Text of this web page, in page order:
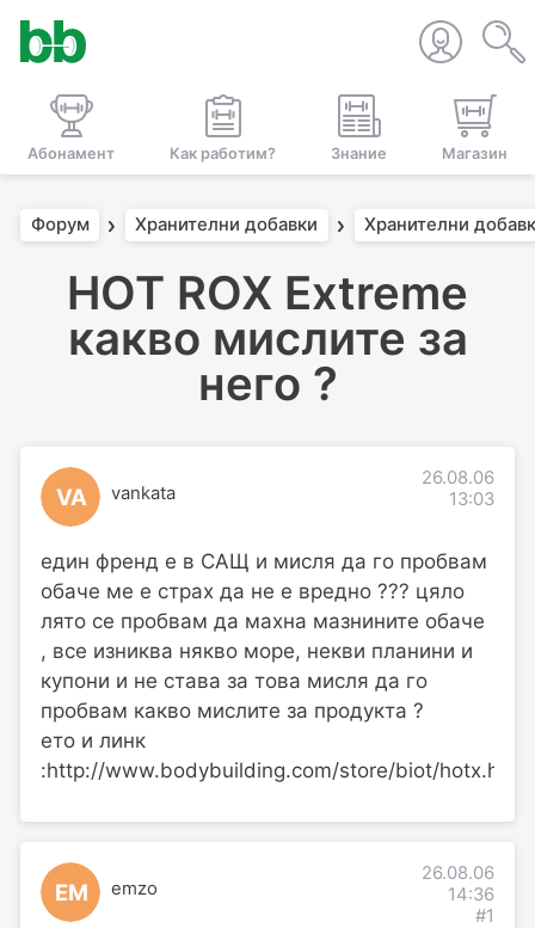
Абонамент Как работим? Знание Магазин
Форум Хранителни добавки Хранителни
HOT ROX Extreme
какво мислите за
него ?
VA vankata
26.08.06
13:03
един френд е в САЩ и мисля да го пробвам
обаче ме е страх да не е вредно ??? цяло
лято се пробвам да махна мазнините обаче
, все изниква някво море, некви планини и
купони и не става за това мисля да го
пробвам какво мислите за продукта ?
ето и линк
:http://www.bodybuilding.com/store/biot/hotx.html
EM emzo
26.08.06
14:36
#1